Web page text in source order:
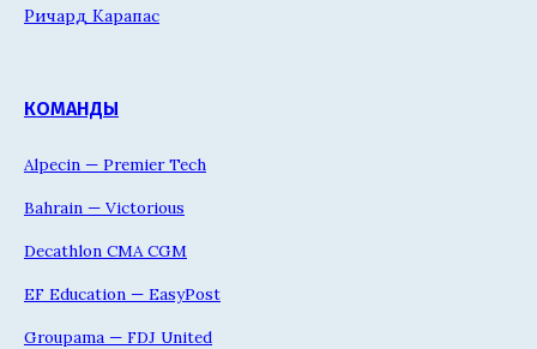
Ричард Карапас
КОМАНДЫ
Alpecin — Premier Tech
Bahrain — Victorious
Decathlon CMA CGM
EF Education — EasyPost
Groupama — FDJ United